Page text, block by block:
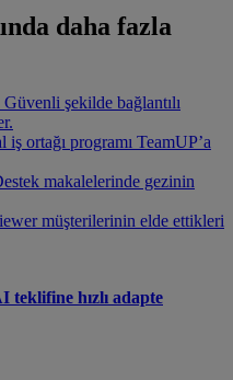
daha fazla
Güvenli şekilde bağlantılı
iş ortağı programı TeamUP’a
makalelerinde gezinin
müşterilerinin elde ettikleri
teklifine hızlı adapte